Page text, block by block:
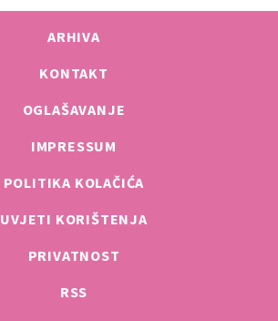
ARHIVA
KONTAKT
OGLAŠAVANJE
IMPRESSUM
POLITIKA KOLAČIĆA
UVJETI KORIŠTENJA
PRIVATNOST
RSS